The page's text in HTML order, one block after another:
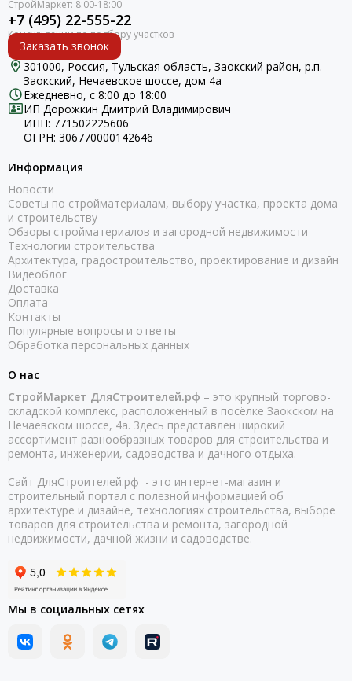
+7 (495) 22-555-22
Заказать звонок
301000, Россия, Тульская область, Заокский район, р.п.
Заокский, Нечаевское шоссе, дом 4а
Ежедневно, с 8:00 до 18:00
ИП Дорожкин Дмитрий Владимирович
ИНН: 771502225606
ОГРН: 306770000142646
Информация
Новости
Советы по стройматериалам, выбору участка, проекта дома
и строительству
Обзоры стройматериалов и загородной недвижимости
Технологии строительства
Архитектура, градостроительство, проектирование и дизайн
Видеоблог
Доставка
Оплата
Контакты
Популярные вопросы и ответы
Обработка персональных данных
О нас
СтройМаркет ДляСтроителей.рф – это крупный торгово-
складской комплекс, расположенный в посёлке Заокском на
Нечаевском шоссе, 4а. Здесь представлен широкий
ассортимент разнообразных товаров для строительства и
ремонта, инженерии, садоводства и дачного отдыха.
Сайт ДляСтроителей.рф - это интернет-магазин и
строительный портал с полезной информацией об
архитектуре и дизайне, технологиях строительства, выборе
товаров для строительства и ремонта, загородной
недвижимости, дачной жизни и садоводстве.
Мы в социальных сетях